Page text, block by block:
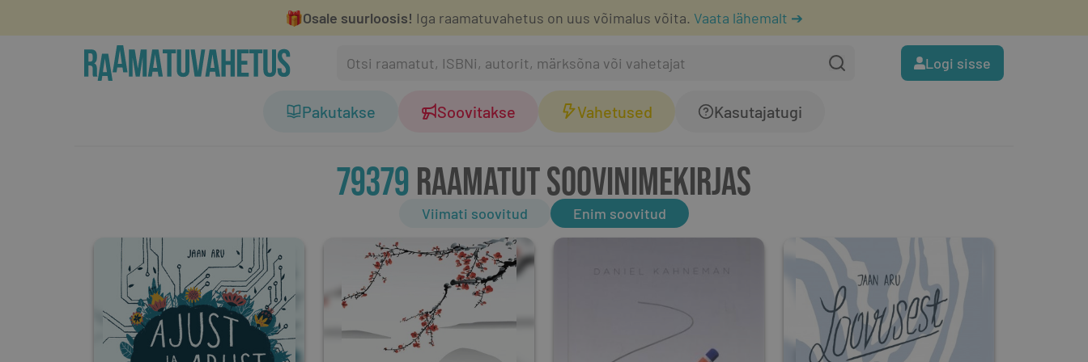
🎁Osale suurloosis! Iga raamatuvahetus on uus võimalus võita. Vaata lähemalt ➔
Logi sisse
Pakutakse Soovitakse Vahetused Kasutajatugi
79379RAAMATUT SOOVINIMEKIRJAS
Viimati soovitud Enim soovitud